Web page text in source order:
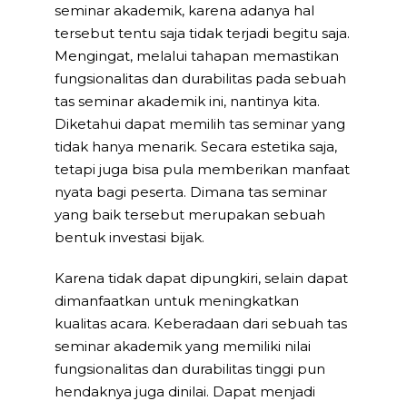
seminar akademik, karena adanya hal
tersebut tentu saja tidak terjadi begitu saja.
Mengingat, melalui tahapan memastikan
fungsionalitas dan durabilitas pada sebuah
tas seminar akademik ini, nantinya kita.
Diketahui dapat memilih tas seminar yang
tidak hanya menarik. Secara estetika saja,
tetapi juga bisa pula memberikan manfaat
nyata bagi peserta. Dimana tas seminar
yang baik tersebut merupakan sebuah
bentuk investasi bijak.
Karena tidak dapat dipungkiri, selain dapat
dimanfaatkan untuk meningkatkan
kualitas acara. Keberadaan dari sebuah tas
seminar akademik yang memiliki nilai
fungsionalitas dan durabilitas tinggi pun
hendaknya juga dinilai. Dapat menjadi